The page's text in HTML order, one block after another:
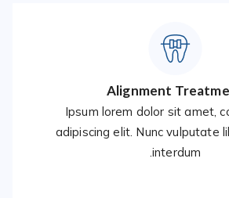
Alignment
Ipsum lorem dolor sit amet,
adipiscing elit. Nunc vulputate
interdum.